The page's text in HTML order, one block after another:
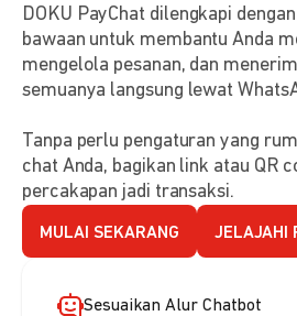
DOKU PayChat dilengkapi
bawaan untuk membantu Anda
mengelola pesanan, dan
semuanya langsung lewat
Tanpa perlu pengaturan yang
chat Anda, bagikan link atau QR
percakapan jadi transaksi.
MULAI SEKARANG JELAJAHI
Sesuaikan Alur Chatbot